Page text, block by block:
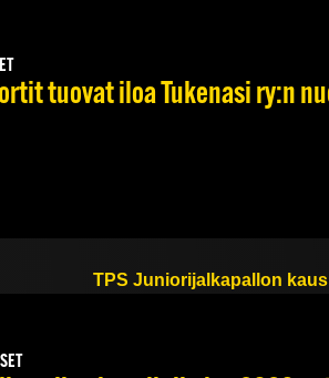
tuovat iloa Tukenasi ry:n